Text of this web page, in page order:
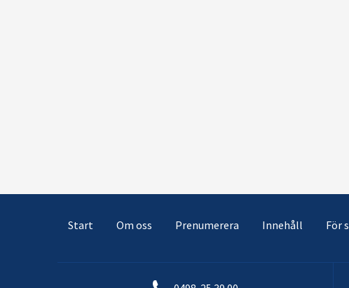
Start Om oss Prenumerera Innehåll För